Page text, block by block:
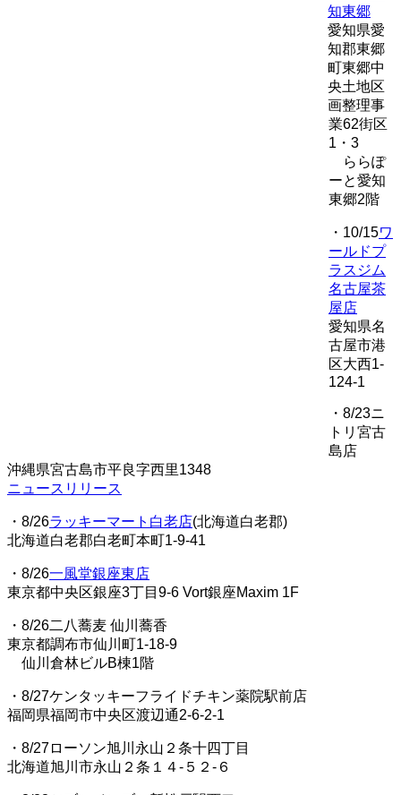
知東郷
愛知県愛
知郡東郷
町東郷中
央土地区
画整理事
業62街区
1・3
ららぽ
ーと愛知
東郷2階
・10/15ワ
ールドプ
ラスジム
名古屋茶
屋店
愛知県名
古屋市港
区大西1-
124-1
・8/23ニ
トリ宮古
島店
沖縄県宮古島市平良字西里1348
ニュースリリース
・8/26ラッキーマート白老店(北海道白老郡)
北海道白老郡白老町本町1-9-41
・8/26一風堂銀座東店
東京都中央区銀座3丁目9-6 Vort銀座Maxim 1F
・8/26二八蕎麦 仙川蕎香
東京都調布市仙川町1-18-9
仙川倉林ビルB棟1階
・8/27ケンタッキーフライドチキン薬院駅前店
福岡県福岡市中央区渡辺通2-6-2-1
・8/27ローソン旭川永山２条十四丁目
北海道旭川市永山２条１４‐５２‐６